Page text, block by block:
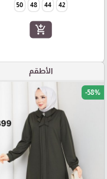
42
44
48
50
add_shopping_cart
الأطقم
-58%